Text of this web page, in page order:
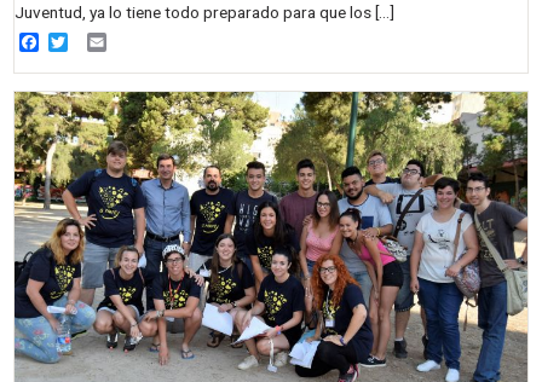
Juventud, ya lo tiene todo preparado para que los […]
Facebook
Twitter